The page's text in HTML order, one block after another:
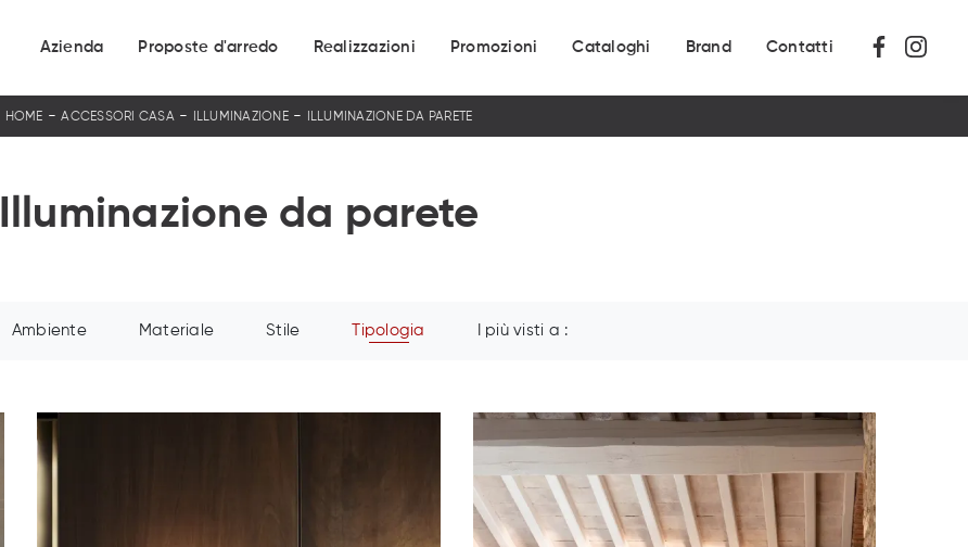
Azienda Proposte d'arredo Realizzazioni Promozioni Cataloghi Brand Contatti
HOME -ACCESSORI CASA- ILLUMINAZIONE- ILLUMINAZIONE DA PARETE
Illuminazione da parete
Ambiente Materiale Stile Tipologia I più visti a :